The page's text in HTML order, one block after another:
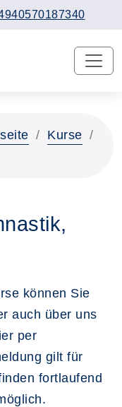
Kurse
können Sie
auch über uns
per
gilt für
fortlaufend